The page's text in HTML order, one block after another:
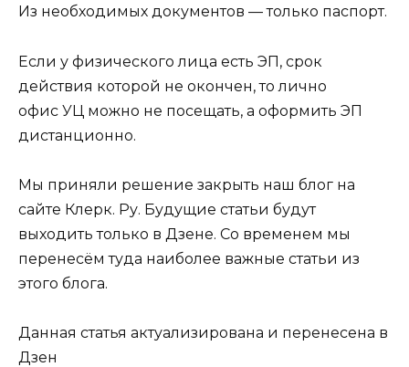
Из необходимых документов — только паспорт.
Если у физического лица есть ЭП, срок
действия которой не окончен, то лично
офис УЦ можно не посещать, а оформить ЭП
дистанционно.
Мы приняли решение закрыть наш блог на
сайте Клерк. Ру. Будущие статьи будут
выходить только в Дзене. Со временем мы
перенесём туда наиболее важные статьи из
этого блога.
Данная статья актуализирована и перенесена в
Дзен